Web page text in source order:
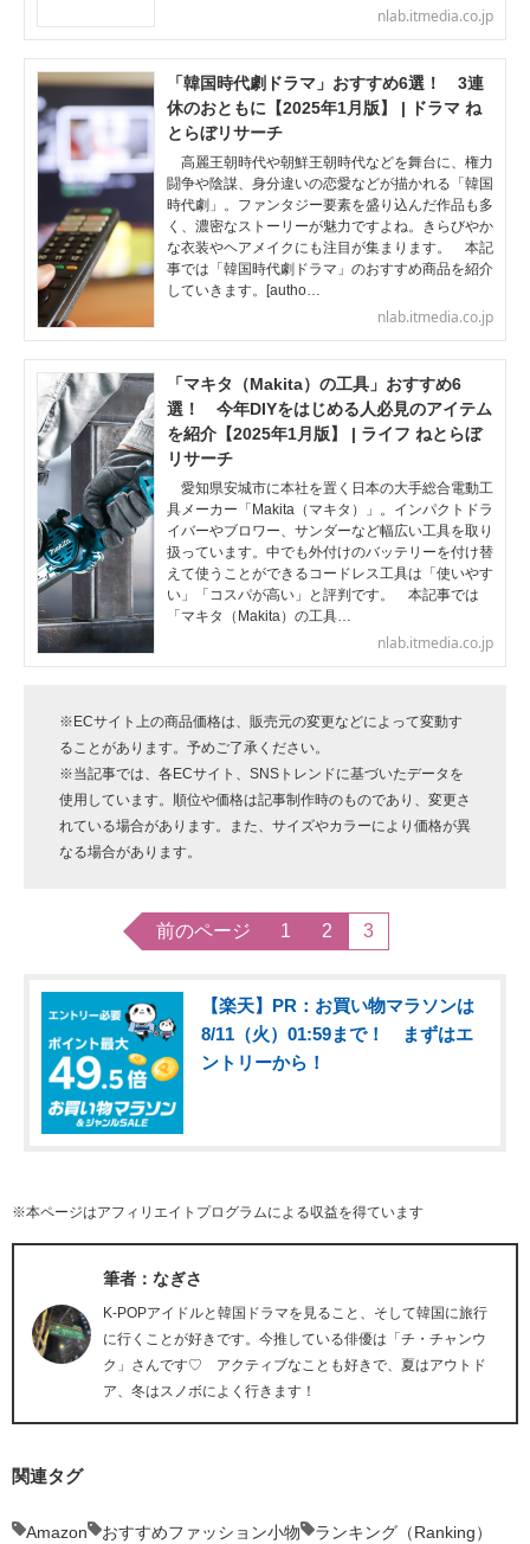
nlab.itmedia.co.jp
「韓国時代劇ドラマ」おすすめ6選！ 3連
休のおともに【2025年1月版】 | ドラマ ね
とらぼリサーチ
高麗王朝時代や朝鮮王朝時代などを舞台に、権力
闘争や陰謀、身分違いの恋愛などが描かれる「韓国
時代劇」。ファンタジー要素を盛り込んだ作品も多
く、濃密なストーリーが魅力ですよね。きらびやか
な衣装やヘアメイクにも注目が集まります。 本記
事では「韓国時代劇ドラマ」のおすすめ商品を紹介
していきます。[autho…
nlab.itmedia.co.jp
「マキタ（Makita）の工具」おすすめ6
選！ 今年DIYをはじめる人必見のアイテム
を紹介【2025年1月版】 | ライフ ねとらぼ
リサーチ
愛知県安城市に本社を置く日本の大手総合電動工
具メーカー「Makita（マキタ）」。インパクトドラ
イバーやブロワー、サンダーなど幅広い工具を取り
扱っています。中でも外付けのバッテリーを付け替
えて使うことができるコードレス工具は「使いやす
い」「コスパが高い」と評判です。 本記事では
「マキタ（Makita）の工具…
nlab.itmedia.co.jp
※ECサイト上の商品価格は、販売元の変更などによって変動す
ることがあります。予めご了承ください。
※当記事では、各ECサイト、SNSトレンドに基づいたデータを
使用しています。順位や価格は記事制作時のものであり、変更さ
れている場合があります。また、サイズやカラーにより価格が異
なる場合があります。
前のページ 1 2 3
【楽天】PR：お買い物マラソンは
8/11（火）01:59まで！ まずはエ
ントリーから！
※本ページはアフィリエイトプログラムによる収益を得ています
筆者：なぎさ
K-POPアイドルと韓国ドラマを見ること、そして韓国に旅行
に行くことが好きです。今推している俳優は「チ・チャンウ
ク」さんです♡ アクティブなことも好きで、夏はアウトド
ア、冬はスノボによく行きます！
関連タグ
Amazon おすすめファッション小物
ランキング（Ranking）